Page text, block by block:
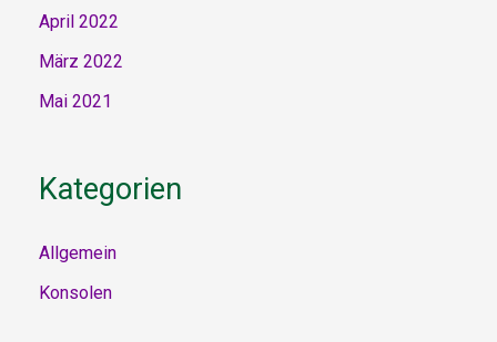
April 2022
März 2022
Mai 2021
Kategorien
Allgemein
Konsolen